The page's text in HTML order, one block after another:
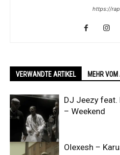
https://
VERWANDTE ARTIKEL MEHR
DJ Jeezy feat.
– Weekend
Olexesh –